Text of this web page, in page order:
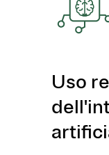
Uso